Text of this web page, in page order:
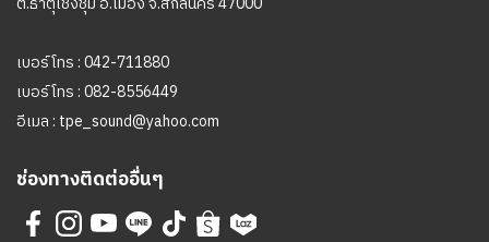
เบอร์โทร :042-711880
เบอร์โทร :082-8556449
อีเมล : tpe_sound@yahoo.com
ช่องทางติดต่ออื่นๆ